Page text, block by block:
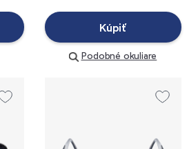
Kúpiť
Podobné okuliare